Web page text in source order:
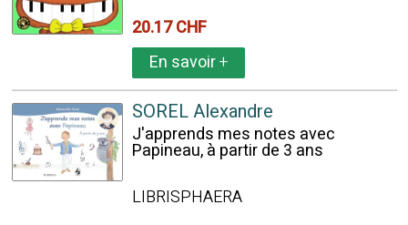
20.17 CHF
En savoir+
SOREL Alexandre
J'apprends mes notes avec
Papineau, à partir de 3 ans
LIBRISPHAERA